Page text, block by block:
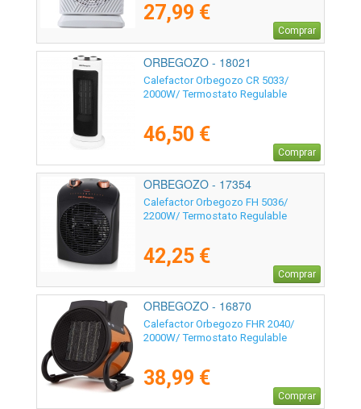
27,99 €
Comprar
ORBEGOZO - 18021
Calefactor Orbegozo CR 5033/
2000W/ Termostato Regulable
46,50 €
Comprar
ORBEGOZO - 17354
Calefactor Orbegozo FH 5036/
2200W/ Termostato Regulable
42,25 €
Comprar
ORBEGOZO - 16870
Calefactor Orbegozo FHR 2040/
2000W/ Termostato Regulable
38,99 €
Comprar